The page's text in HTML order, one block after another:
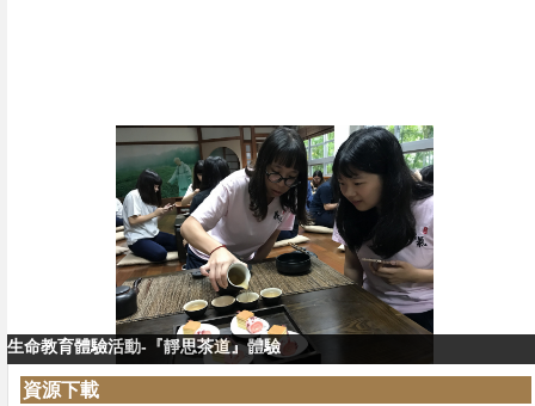
生命教育體驗活動-『靜思茶道』體驗
生命教育體驗活動-『靜思茶道』教學
資源下載